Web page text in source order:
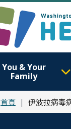
You & Your
Family
首頁 伊波拉病毒